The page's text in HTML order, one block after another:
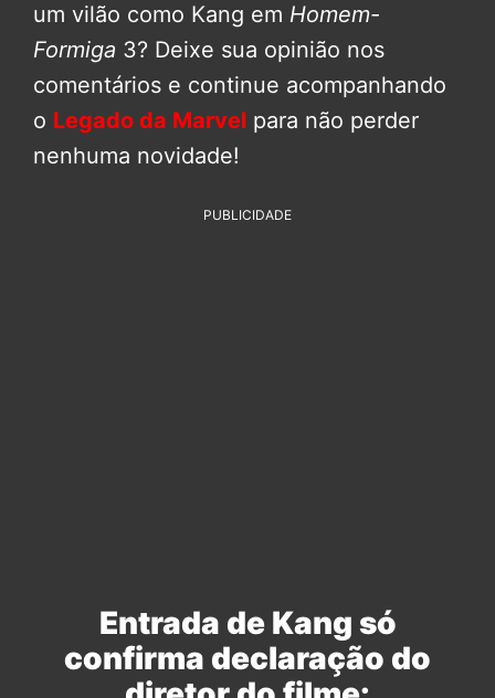
um vilão como Kang em Homem-
Formiga 3? Deixe sua opinião nos
comentários e continue acompanhando
o Legado da Marvel para não perder
nenhuma novidade!
PUBLICIDADE
Entrada de Kang só
confirma declaração do